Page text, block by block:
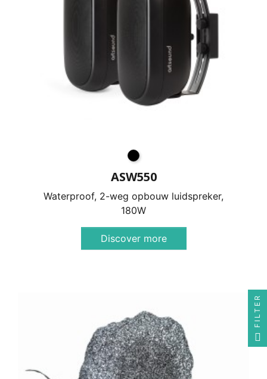
ASW550
Waterproof, 2-weg opbouw luidspreker,
180W
Discover more
FILTER